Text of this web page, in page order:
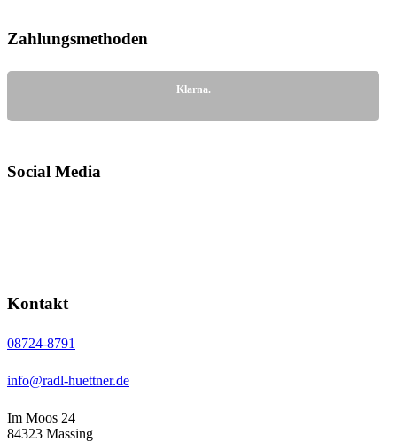
Zahlungs­methoden
Klarna.
Social Media
Kontakt
08724-8791
info@radl-huettner.de
Im Moos 24
84323 Massing